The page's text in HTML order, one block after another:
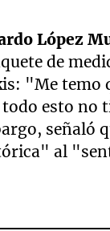
López
de
"Me temo
esto no
señaló
al